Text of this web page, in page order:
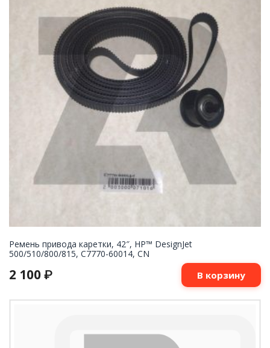
Ремень привода каретки, 42″, HP™ DesignJet
500/510/800/815, C7770-60014, CN
2 100 ₽ В корзину